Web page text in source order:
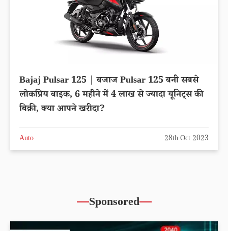
Bajaj Pulsar 125 | बजाज Pulsar 125 बनी सबसे
लोकप्रिय बाइक, 6 महीने में 4 लाख से ज्यादा यूनिट्स की
बिक्री, क्या आपने खरीदा?
Auto 28th Oct 2023
Sponsored